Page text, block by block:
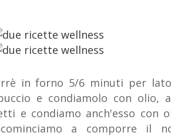
in forno 5/6 minuti per
e condiamolo con olio,
e condiamo anch'esso con
a comporre il